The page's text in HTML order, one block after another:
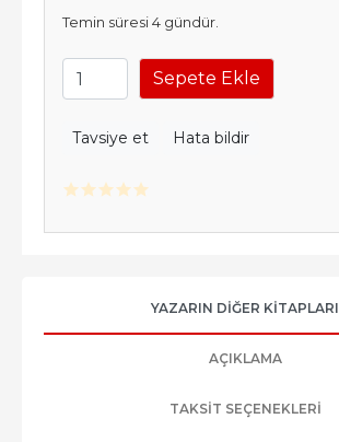
Temin süresi 4 gündür.
Sepete Ekle
Tavsiye et Hata bildir
YAZARIN DIĞER KITAPLARI
AÇIKLAMA
TAKSIT SEÇENEKLERI